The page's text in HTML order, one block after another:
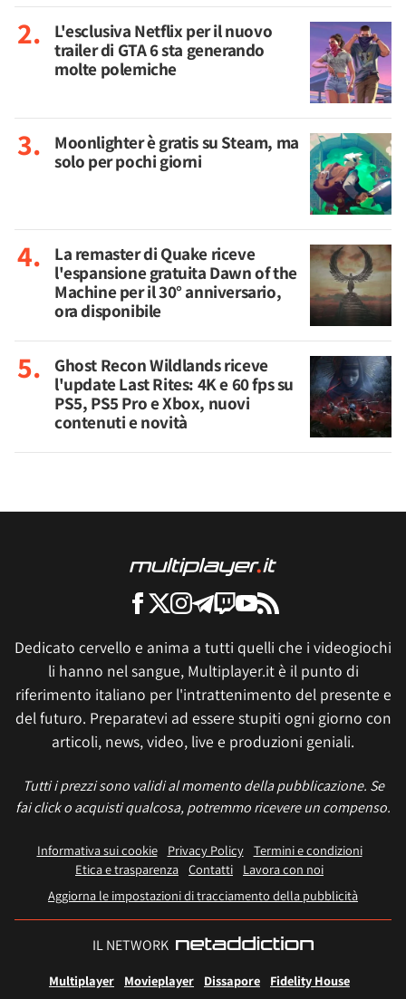
L'esclusiva Netflix per il nuovo
trailer di GTA 6 sta generando
molte polemiche
Moonlighter è gratis su Steam, ma
solo per pochi giorni
La remaster di Quake riceve
l'espansione gratuita Dawn of the
Machine per il 30° anniversario,
ora disponibile
Ghost Recon Wildlands riceve
l'update Last Rites: 4K e 60 fps su
PS5, PS5 Pro e Xbox, nuovi
contenuti e novità
Dedicato cervello e anima a tutti quelli che i videogiochi
li hanno nel sangue, Multiplayer.it è il punto di
riferimento italiano per l'intrattenimento del presente e
del futuro. Preparatevi ad essere stupiti ogni giorno con
articoli, news, video, live e produzioni geniali.
Tutti i prezzi sono validi al momento della pubblicazione. Se
fai click o acquisti qualcosa, potremmo ricevere un compenso.
Informativa sui cookie Privacy Policy
Termini e condizioni
Etica e trasparenza Contatti
Lavora con noi
Aggiorna le impostazioni di tracciamento della pubblicità
IL NETWORK
Multiplayer Movieplayer Dissapore
Fidelity House